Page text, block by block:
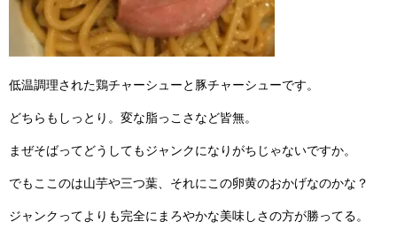
低温調理された鶏チャーシューと豚チャーシューです。
どちらもしっとり。変な脂っこさなど皆無。
まぜそばってどうしてもジャンクになりがちじゃないですか。
でもここのは山芋や三つ葉、それにこの卵黄のおかげなのかな？
ジャンクってよりも完全にまろやかな美味しさの方が勝ってる。